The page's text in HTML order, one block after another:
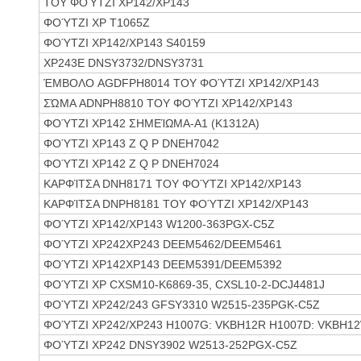
ΦΟΎΤΖΙ XP T1065Z
ΦΟΎΤΖΙ XP142/XP143 S40159
XP243E DNSY3732/DNSY3731
ΈΜΒΟΛΟ AGDFPH8014 ΤΟΥ ΦΟΎΤΖΙ XP142/XP143
ΣΏΜΑ ADNPH8810 ΤΟΥ ΦΟΎΤΖΙ XP142/XP143
ΦΟΎΤΖΙ XP142 ΣΗΜΕΊΩΜΑ-Α1 (K1312A)
ΦΟΎΤΖΙ XP143 Ζ Q Ρ DNEH7042
ΦΟΎΤΖΙ XP142 Ζ Q Ρ DNEH7024
ΚΑΡΦΊΤΣΑ DNH8171 ΤΟΥ ΦΟΎΤΖΙ XP142/XP143
ΚΑΡΦΊΤΣΑ DNPH8181 ΤΟΥ ΦΟΎΤΖΙ XP142/XP143
ΦΟΎΤΖΙ XP142/XP143 W1200-363PGX-C5Z
ΦΟΎΤΖΙ XP242XP243 DEEM5462/DEEM5461
ΦΟΎΤΖΙ XP142XP143 DEEM5391/DEEM5392
ΦΟΎΤΖΙ XP CXSM10-K6869-35, CXSL10-2-DCJ4481J
ΦΟΎΤΖΙ XP242/243 GFSY3310 W2515-235PGK-C5Z
ΦΟΎΤΖΙ XP242/XP243 H1007G: VKBH12R H1007D:
ΦΟΎΤΖΙ XP242 DNSY3902 W2513-252PGX-C5Z